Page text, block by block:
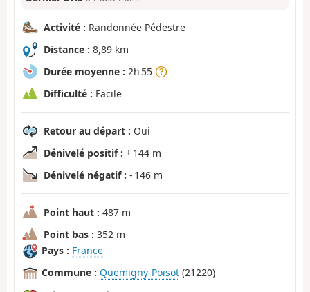
Activité : Randonnée Pédestre
Distance : 8,89 km
Durée moyenne : 2h 55
Difficulté : Facile
Retour au départ : Oui
Dénivelé positif : + 144 m
Dénivelé négatif : - 146 m
Point haut : 487 m
Point bas : 352 m
Pays : France
Commune : Quemigny-Poisot (21220)